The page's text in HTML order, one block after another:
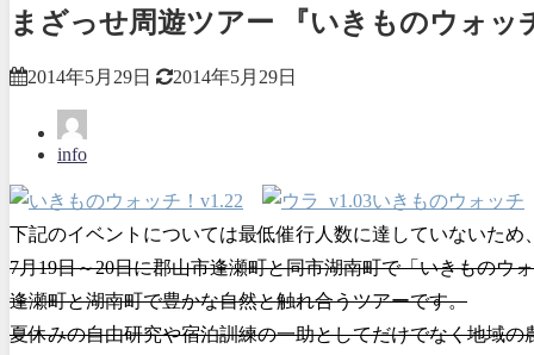
まざっせ周遊ツアー 『いきものウォ
2014年5月29日 2014年5月29日
info
下記のイベントについては最低催行人数に達していないため
7月19日～20日に郡山市逢瀬町と同市湖南町で「いきものウ
逢瀬町と湖南町で豊かな自然と触れ合うツアーです。
夏休みの自由研究や宿泊訓練の一助としてだけでなく地域